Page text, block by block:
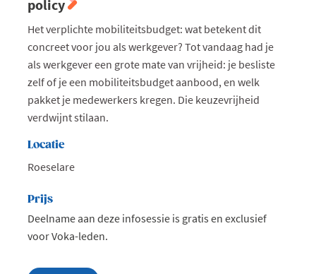
policy
Het verplichte mobiliteitsbudget: wat betekent dit
concreet voor jou als werkgever? Tot vandaag had je
als werkgever een grote mate van vrijheid: je besliste
zelf of je een mobiliteitsbudget aanbood, en welk
pakket je medewerkers kregen. Die keuzevrijheid
verdwijnt stilaan.
Locatie
Roeselare
Prijs
Deelname aan deze infosessie is gratis en exclusief
voor Voka-leden.